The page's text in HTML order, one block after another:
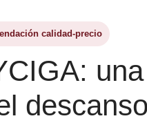
calidad-precio